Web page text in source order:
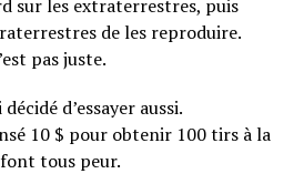
sur les extraterrestres, puis
de les reproduire.
pas juste.
d’essayer aussi.
10 $ pour obtenir 100 tirs à la
tous peur.